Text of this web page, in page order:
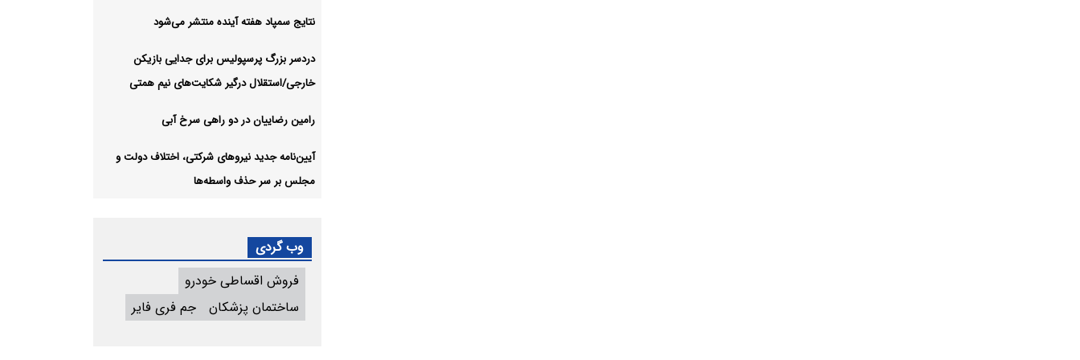
نتایج سمپاد هفته آینده منتشر می‌شود
دردسر بزرگ پرسپولیس برای جدایی بازیکن
خارجی/استقلال درگیر شکایت‌های نیم همتی
رامین رضاییان در دو راهی سرخ آبی
آیین‌نامه جدید نیروهای شرکتی، اختلاف دولت و
مجلس بر سر حذف واسطه‌ها
وب گردی
فروش اقساطی خودرو
ساختمان پزشکان
جم فری فایر